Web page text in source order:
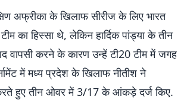
अफ्रीका के खिलाफ सीरीज के लिए भारत
का हिस्सा थे, लेकिन हार्दिक पांड्या के तीन
वापसी करने के कारण उन्हें टी20 टीम में जगह
में मध्य प्रदेश के खिलाफ नीतीश ने
हुए तीन ओवर में 3/17 के आंकड़े दर्ज किए.